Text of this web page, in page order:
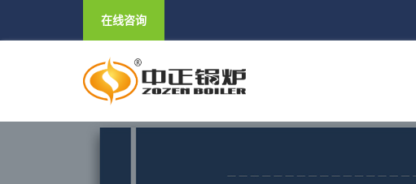
在线咨询